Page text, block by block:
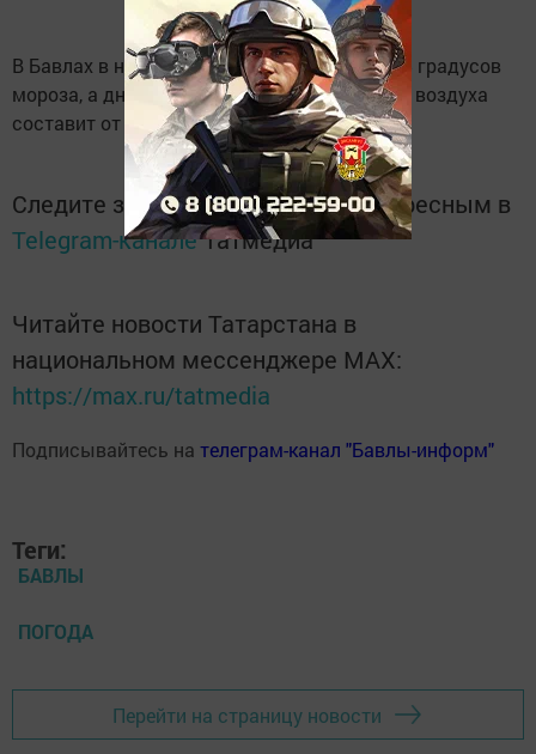
В Бавлах в новогоднюю ночь ожидается 3-5 градусов
мороза, а днём максимальная температура воздуха
составит от 0 до -3 градусов.
Следите за самым важным и интересным в
Telegram-каналеТатмедиа
Читайте новости Татарстана в
национальном мессенджере MАХ:
https://max.ru/tatmedia
Подписывайтесь на телеграм-канал "Бавлы-информ"
Теги:
БАВЛЫ
ПОГОДА
Перейти на страницу новости